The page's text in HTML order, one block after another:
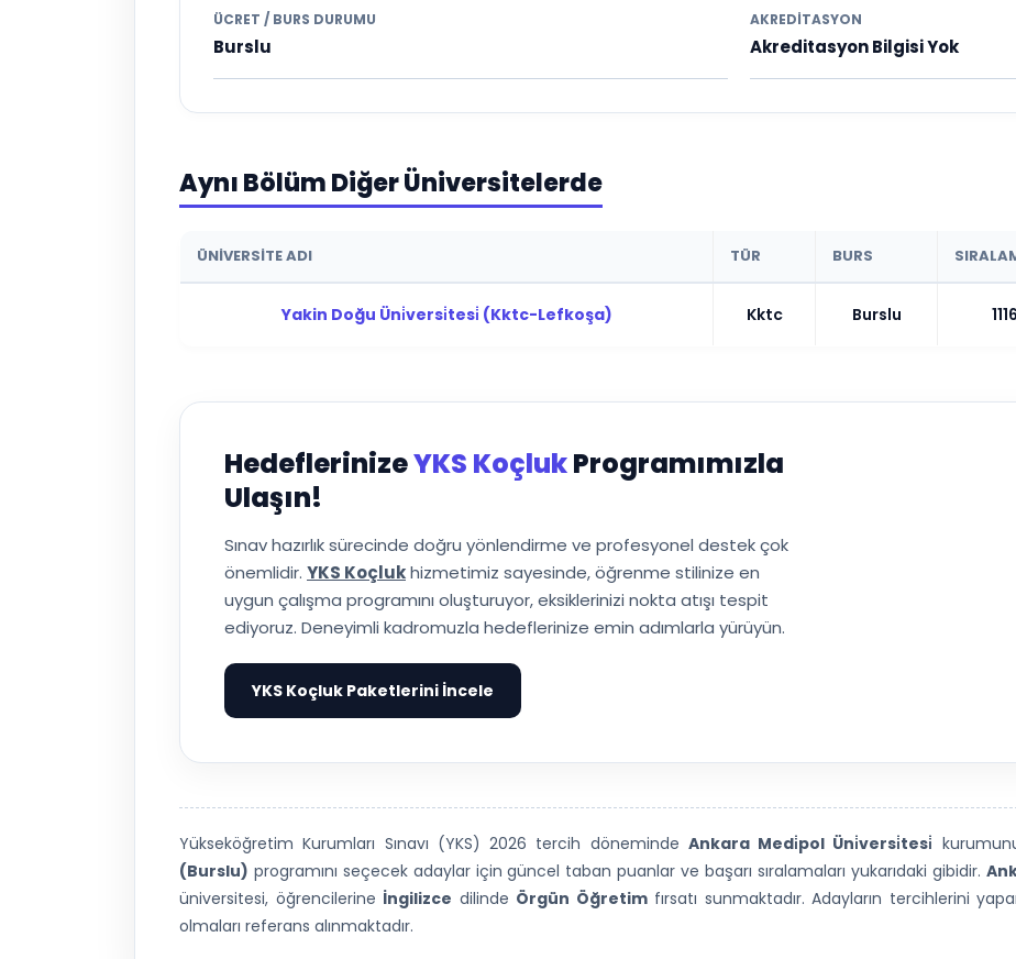
ÜCRET / BURS DURUMU
Burslu
AKREDITASYON
Akreditasyon Bilgisi Yok
Aynı Bölüm Diğer Üniversitelerde
ÜNIVERSITE ADI TÜR BURS
Yakin Doğu Üni̇versi̇tesi̇ (Kktc-Lefkoşa) Kktc Burslu
HedeflerinizeYKS KoçlukProgramımızla
Ulaşın!
Sınav hazırlık sürecinde doğru yönlendirme ve profesyonel destek çok
önemlidir. YKS Koçlukhizmetimiz sayesinde, öğrenme stilinize en
uygun çalışma programını oluşturuyor, eksiklerinizi nokta atışı tespit
ediyoruz. Deneyimli kadromuzla hedeflerinize emin adımlarla yürüyün.
YKS Koçluk Paketlerini İncele
Yükseköğretim Kurumları Sınavı (YKS) 2026 tercih döneminde Ankara Medi̇pol Üni̇versi̇tesi̇
(Burslu) programını seçecek adaylar için güncel taban puanlar ve başarı sıralamaları yukarıdaki gibidir.
üniversitesi, öğrencilerine İngilizce dilinde Örgün Öğretimfırsatı sunmaktadır. Adayların tercihlerini
olmaları referans alınmaktadır.